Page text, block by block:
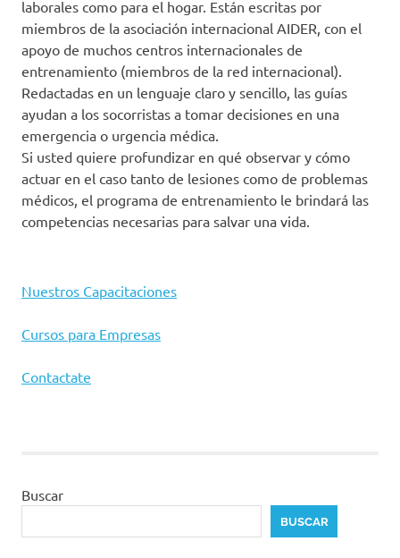
laborales como para el hogar. Están escritas por
miembros de la asociación internacional AIDER, con el
apoyo de muchos centros internacionales de
entrenamiento (miembros de la red internacional).
Redactadas en un lenguaje claro y sencillo, las guías
ayudan a los socorristas a tomar decisiones en una
emergencia o urgencia médica.
Si usted quiere profundizar en qué observar y cómo
actuar en el caso tanto de lesiones como de problemas
médicos, el programa de entrenamiento le brindará las
competencias necesarias para salvar una vida.
Nuestros Capacitaciones
Cursos para Empresas
Contactate
Buscar
BUSCAR